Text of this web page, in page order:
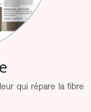
qui répare la fibre